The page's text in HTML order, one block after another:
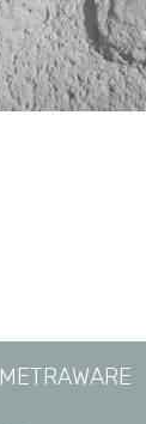
METRAWARE